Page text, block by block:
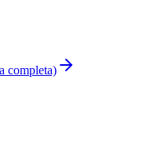
completa)